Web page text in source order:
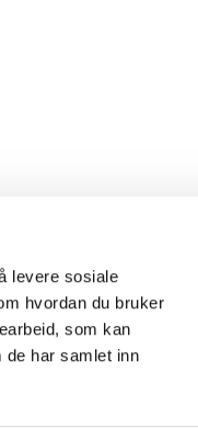
levere sosiale
hvordan du bruker
som kan
de har samlet inn